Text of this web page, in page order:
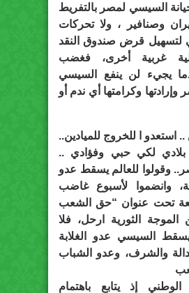
السيسي لمصر بالتفريط
وصنافير ، ولا تحركات
لتسهيل قرض صندوق النقد
غربية أخرى، فغضب
يجيء لن ينفع السيسي
وكرامتها أي ندم أو
استعدو ا للخروج للميادين..
بلادي لكي حبي وفؤادي ..
وقولوا للعالم يسقط عدو
وانضموا لأسبوع غاضب
تحت عنوان “حق الشعب
الثورية ارحل، فلا
السيسي عدو الغلابة
والشرف، وعدو الشباب
إذ يتابع باهتمام